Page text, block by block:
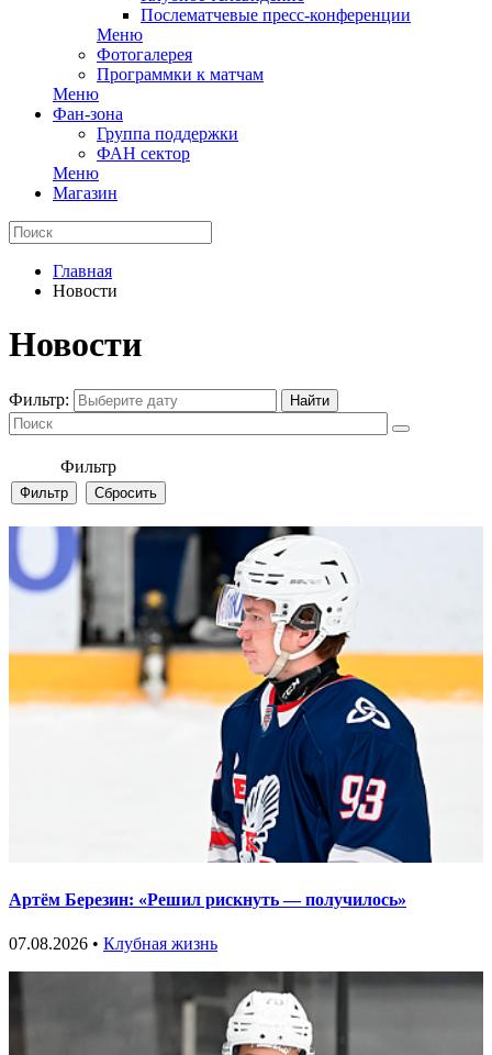
Послематчевые пресс-конференции
Меню
Фотогалерея
Программки к матчам
Меню
Фан-зона
Группа поддержки
ФАН сектор
Меню
Магазин
Главная
Новости
Новости
Фильтр:
Фильтр
Артём Березин: «Решил рискнуть — получилось»
07.08.2026 • Клубная жизнь